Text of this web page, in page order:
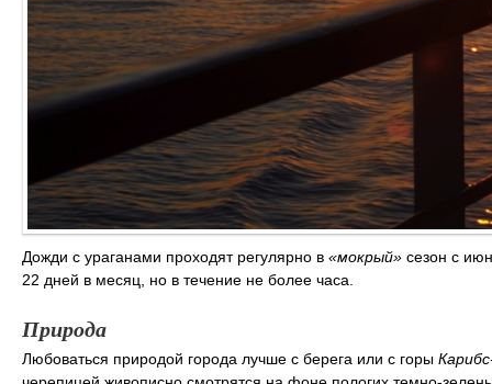
Дожди с ураганами проходят регулярно в «мокрый» сезон с
22 дней в месяц, но в течение не более часа.
Природа
Любоваться природой города лучше с берега или с горы